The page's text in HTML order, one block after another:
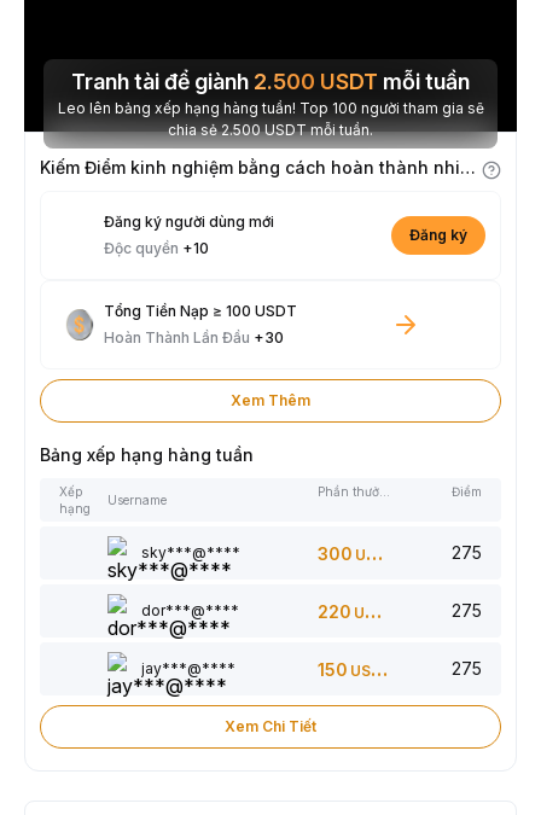
Tranh tài để giành 2.500 USDT mỗi tuần
Leo lên bảng xếp hạng hàng tuần! Top 100 người tham gia sẽ
chia sẻ 2.500 USDT mỗi tuần.
Kiếm Điểm kinh nghiệm bằng cách hoàn thành nhiệm vụ
Đăng ký người dùng mới
Độc quyền +10
Đăng ký
Tổng Tiền Nạp ≥ 100 USDT
Hoàn Thành Lần Đầu +30
Xem Thêm
Bảng xếp hạng hàng tuần
Xếp
hạng
Username
Điểm
sky***@**** 300 USDT 275
dor***@**** 220 USDT 275
jay***@**** 150 USDT 275
Xem Chi Tiết